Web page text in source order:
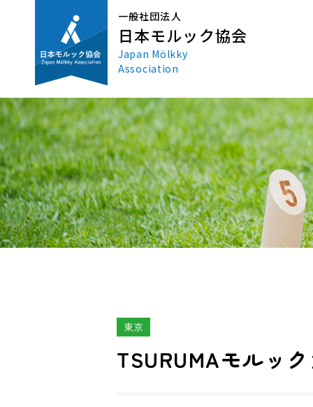
一般社団法人
日本モルック協会
Japan Mölkky
Association
東京
TSURUMAモルッ